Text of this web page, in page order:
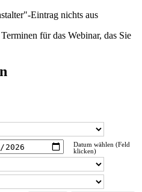
Eintrag nichts aus
für das Webinar, das Sie
Datum wählen (Feld
klicken)